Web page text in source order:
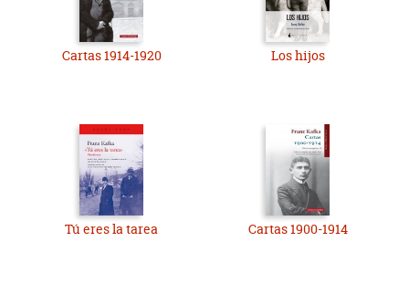
Cartas 1914-1920 Los hijos
Tú eres la tarea Cartas 1900-1914